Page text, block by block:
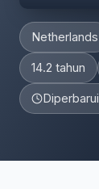
Netherlands
14.2 tahun
Diperbarui